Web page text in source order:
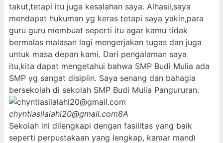
takut,tetapi itu juga kesalahan saya. Alhasil,saya
mendapat hukuman yg keras tetapi saya yakin,para
guru guru membuat seperti itu agar kamu tidak
bermalas malasan lagi mengerjakan tugas dan juga
untuk masa depan kami. Dari pengalaman saya
itu,kita dapat mengetahui bahwa SMP Budi Mulia ada
SMP yg sangat disiplin. Saya senang dan bahagia
bersekolah di sekolah SMP Budi Mulia Pangururan.
chyntiasilalahi20@gmail.com8A
Sekolah ini dilengkapi dengan fasilitas yang baik
seperti perpustakaan yang lengkap, kamar mandi